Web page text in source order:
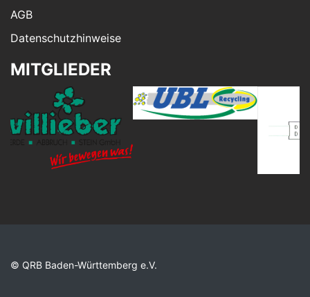
AGB
Datenschutzhinweise
MITGLIEDER
© QRB Baden-Württemberg e.V.